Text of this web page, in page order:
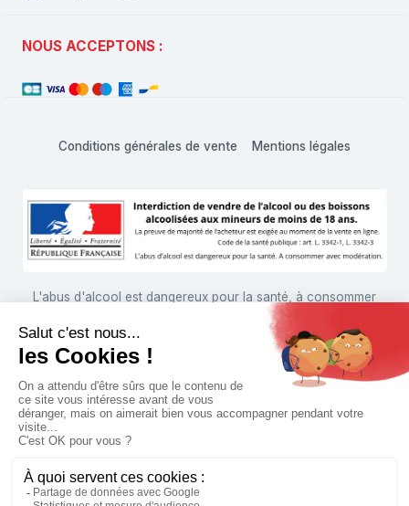
NOUS ACCEPTONS :
Conditions générales de vente Mentions légales
L'abus d'alcool est dangereux pour la santé, à consommer
© 1999 - 2026 Hachette Vins Shop • Tous droits réservés
Paramètres des cookies